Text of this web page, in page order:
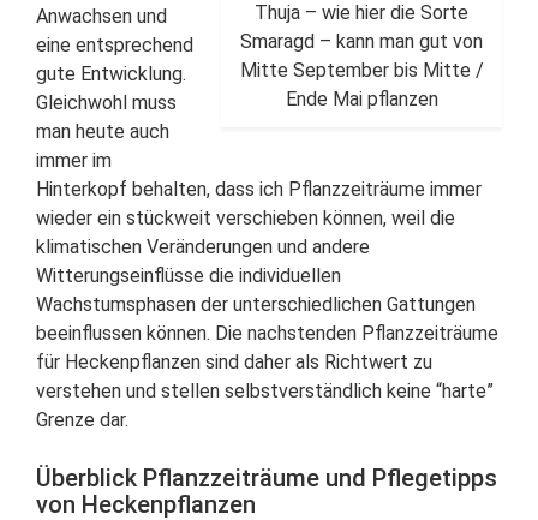
Thuja – wie hier die Sorte
Smaragd – kann man gut von
Mitte September bis Mitte /
Ende Mai pflanzen
Anwachsen und
eine entsprechend
gute Entwicklung.
Gleichwohl muss
man heute auch
immer im
Hinterkopf behalten, dass ich Pflanzzeiträume immer
wieder ein stückweit verschieben können, weil die
klimatischen Veränderungen und andere
Witterungseinflüsse die individuellen
Wachstumsphasen der unterschiedlichen Gattungen
beeinflussen können. Die nachstenden Pflanzzeiträume
für Heckenpflanzen sind daher als Richtwert zu
verstehen und stellen selbstverständlich keine “harte”
Grenze dar.
Überblick Pflanzzeiträume und Pflegetipps
von Heckenpflanzen